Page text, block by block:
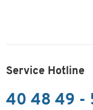
Service Hotline
40 48 49 -